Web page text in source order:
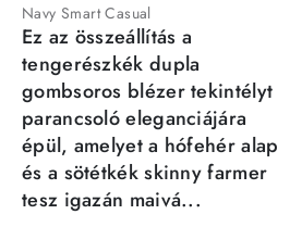
Navy Smart Casual
Ez az összeállítás a
tengerészkék dupla
gombsoros blézer tekintélyt
parancsoló eleganciájára
épül, amelyet a hófehér alap
és a sötétkék skinny farmer
tesz igazán maivá...